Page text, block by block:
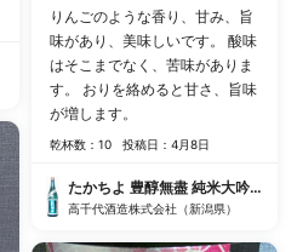
りんごのような香り、甘み、旨
味があり、美味しいです。 酸味
はそこまでなく、苦味がありま
す。 おりを絡めると甘さ、旨味
が増します。
乾杯数：10 投稿日：4月8日
たかちよ 豊醇無盡 純米大吟醸 扁
高千代酒造株式会社（新潟県）